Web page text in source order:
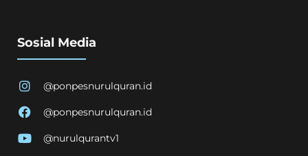
Sosial Media
@ponpesnurulquran.id
@ponpesnurulquran.id
@nurulqurantv1